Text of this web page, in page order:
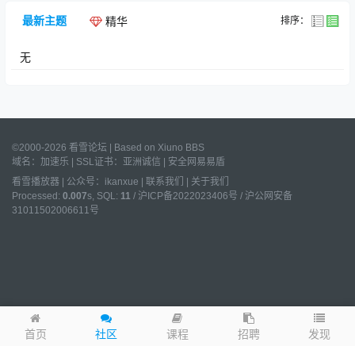
首页 社区 课程 招聘 发现
最新主题 精华 排序：
无
©2000-2026 看雪论坛 | Based on Xiuno BBS
域名： 加速乐 | SSL证书： 亚洲诚信 | 安全网易易盾
看雪播放器 | 公众号：ikanxue | 联系我们 | 关于我们
Processed: 0.007s, SQL: 11 / 沪ICP备2022023406号 / 沪公网安备
31011502006611号